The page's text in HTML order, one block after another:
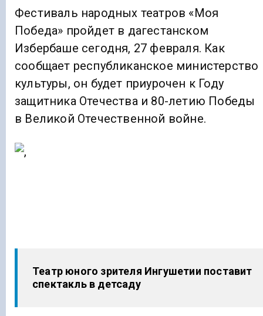
Фестиваль народных театров «Моя
Победа» пройдет в дагестанском
Избербаше сегодня, 27 февраля. Как
сообщает республиканское министерство
культуры, он будет приурочен к Году
защитника Отечества и 80-летию Победы
в Великой Отечественной войне.
Театр юного зрителя Ингушетии поставит
спектакль в детсаду